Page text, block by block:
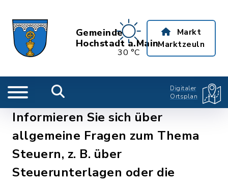
Gemeinde
Hochstadt a.Main
30 °C
Markt
Marktzeuln
Digitaler
Ortsplan
Informieren Sie sich über
allgemeine Fragen zum Thema
Steuern, z. B. über
Steuerunterlagen oder die